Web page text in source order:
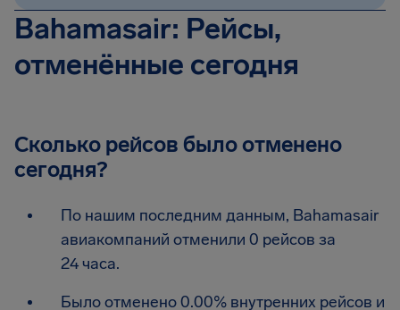
Bahamasair: Рейсы,
отменённые сегодня
Сколько рейсов было отменено
сегодня?
По нашим последним данным, Bahamasair
авиакомпаний отменили 0 рейсов за
24 часа.
Было отменено 0.00% внутренних рейсов и